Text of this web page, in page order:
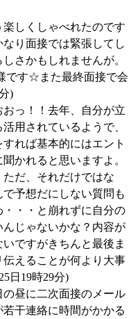
楽しくしゃべれたのです
り面接では緊張してし
さかもしれませんが。
です☆また最終面接で会
)
おっ！！去年、自分が立
用されているようで、
れば基本的にはエント
かれると思いますよ。
ただ、それだけではな
予想だにしない質問も
・・と崩れずに自分の
じゃないかな？内容が
ですがきちんと最後ま
えることが何より大事
日19時29分)
の昼に二次面接のメール
干連絡に時間がかかる